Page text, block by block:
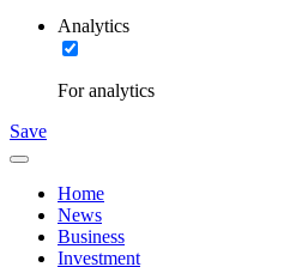
Analytics
For analytics
Save
Home
News
Business
Investment